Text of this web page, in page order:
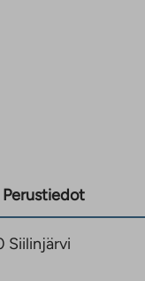
Perustiedot
Siilinjärvi